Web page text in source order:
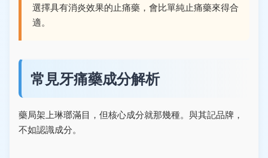
選擇具有消炎效果的止痛藥，會比單純止痛藥來得合
適。
常見牙痛藥成分解析
藥局架上琳瑯滿目，但核心成分就那幾種。與其記品牌，
不如認識成分。